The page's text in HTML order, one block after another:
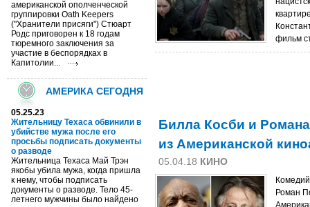
американской ополченческой
группировки Oath Keepers
("Хранители присяги") Стюарт
Родс приговорен к 18 годам
тюремного заключения за
участие в беспорядках в
Капитолии...
АМЕРИКА СЕГОДНЯ
05.25.23
Жительницу Техаса обвинили в
убийстве мужа после его
просьбы подписать документы
о разводе
Жительница Техаса Май Трэн
якобы убила мужа, когда пришла
к нему, чтобы подписать
документы о разводе. Тело 45-
летнего мужчины было найдено
фильм
Билла Косби и
из Американской
05.04.18 КИНО
Роман